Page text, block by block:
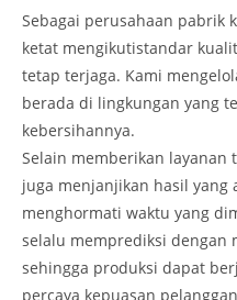
Sebagai perusahaan pabrik
ketat mengikutistandar
tetap terjaga. Kami
berada di lingkungan yang
kebersihannya.
Selain memberikan layanan
juga menjanjikan hasil yang
menghormati waktu yang
selalu memprediksi dengan
sehingga produksi dapat
percaya kepuasan